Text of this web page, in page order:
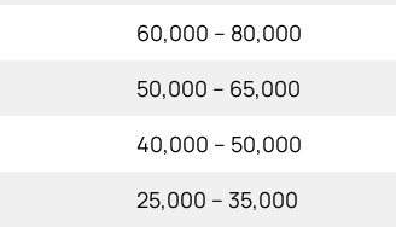
60,000 – 80,000
50,000 – 65,000
40,000 – 50,000
25,000 – 35,000